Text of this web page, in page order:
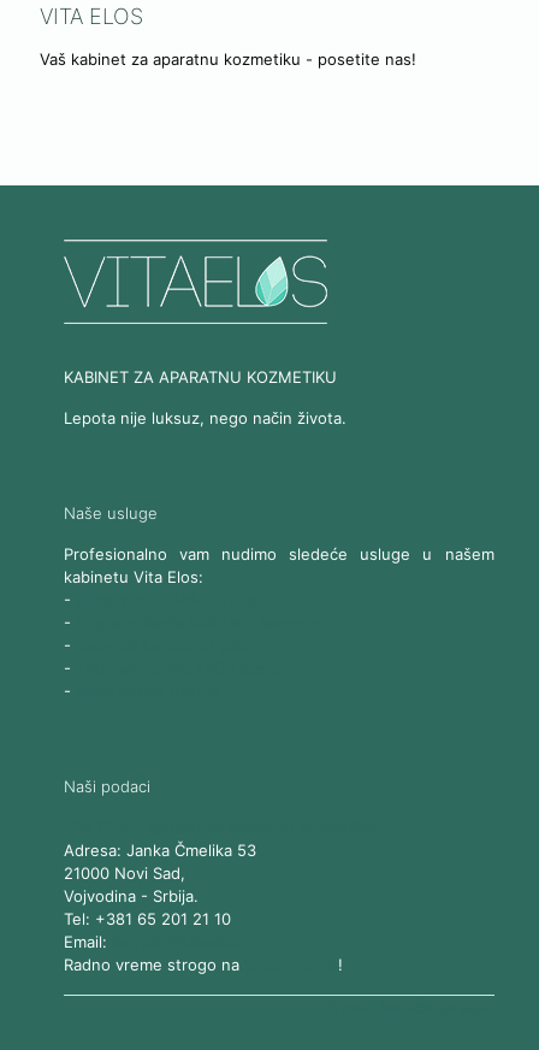
VITA ELOS
Vaš kabinet za aparatnu kozmetiku - posetite nas!
KABINET ZA APARATNU KOZMETIKU
Lepota nije luksuz, nego način života.
Naše usluge
Profesionalno vam nudimo sledeće usluge u našem
kabinetu Vita Elos:
-
-
-
-
-
Naši podaci
Adresa: Janka Čmelika 53
21000 Novi Sad,
Vojvodina- Srbija.
Tel: +381 65 201 21 10
Email:
Radno vreme strogo na
!